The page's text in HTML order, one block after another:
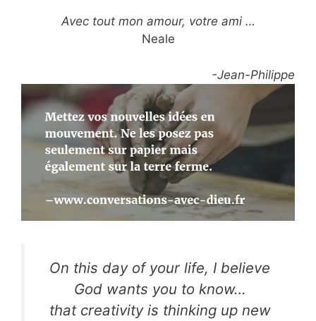
Avec tout mon amour, votre ami …
Neale
-Jean-Philippe
On this day of your life, I believe
God wants you to know…
that creativity is thinking up new